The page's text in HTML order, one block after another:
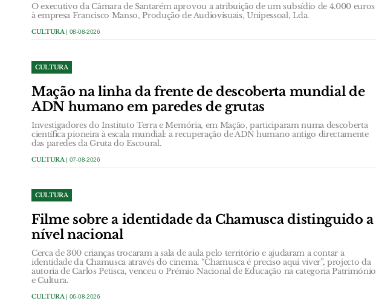
O executivo da Câmara de Santarém aprovou a atribuição de um subsídio de 4.000 euros
à empresa Francisco Manso, Produção de Audiovisuais, Unipessoal, Lda.
CULTURA | 08-08-2026
CULTURA
Mação na linha da frente de descoberta mundial de
ADN humano em paredes de grutas
Investigadores do Instituto Terra e Memória, em Mação, participaram numa descoberta
científica pioneira à escala mundial: a recuperação de ADN humano antigo directamente
das paredes da Gruta do Escoural.
CULTURA | 07-08-2026
CULTURA
Filme sobre a identidade da Chamusca distinguido a
nível nacional
Cerca de 300 crianças trocaram a sala de aula pelo território e ajudaram a contar a
identidade da Chamusca através do cinema. “Chamusca é preciso aqui viver”, projecto da
autoria de Carlos Petisca, venceu o Prémio Nacional de Educação na categoria Património
e Cultura.
CULTURA | 06-08-2026